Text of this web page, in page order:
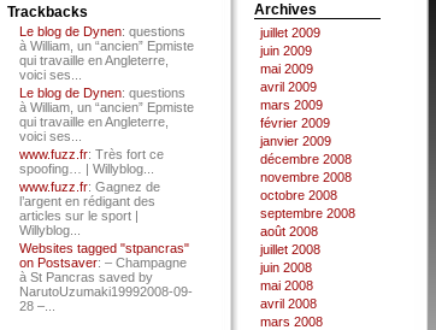
Trackbacks
Le blog de Dynen: questions
à William, un “ancien” Epmiste
qui travaille en Angleterre,
voici ses...
Le blog de Dynen: questions
à William, un “ancien” Epmiste
qui travaille en Angleterre,
voici ses...
www.fuzz.fr: Très fort ce
spoofing… | Willyblog...
www.fuzz.fr: Gagnez de
l’argent en rédigant des
articles sur le sport |
Willyblog...
Websites tagged "stpancras"
on Postsaver: – Champagne
à St Pancras saved by
NarutoUzumaki19992008-09-
28 –...
Archives
juillet 2009
juin 2009
mai 2009
avril 2009
mars 2009
février 2009
janvier 2009
décembre 2008
novembre 2008
octobre 2008
septembre 2008
août 2008
juillet 2008
juin 2008
mai 2008
avril 2008
mars 2008